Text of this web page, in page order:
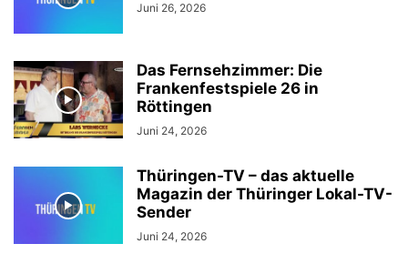
Juni 26, 2026
Das Fernsehzimmer: Die
Frankenfestspiele 26 in
Röttingen
Juni 24, 2026
Thüringen-TV – das aktuelle
Magazin der Thüringer Lokal-TV-
Sender
Juni 24, 2026